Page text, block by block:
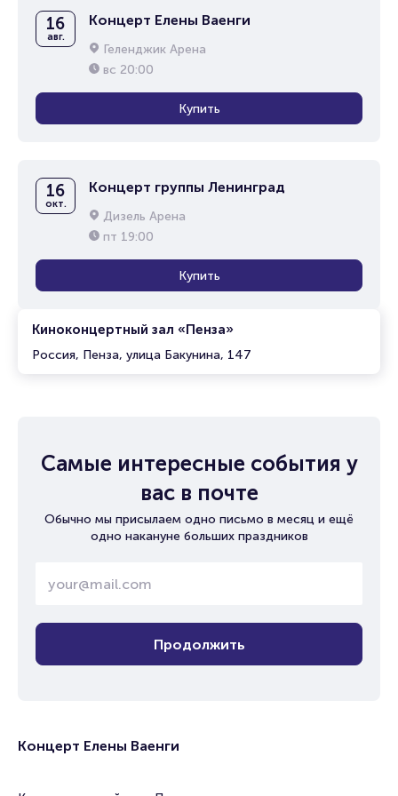
Киноконцертный зал «Пенза»
Россия, Пенза, улица Бакунина, 147
16
авг.
Концерт Елены Ваенги
Геленджик Арена
вс 20:00
Купить
16
окт.
Концерт группы Ленинград
Дизель Арена
пт 19:00
Купить
Самые интересные события у
вас в почте
Обычно мы присылаем одно письмо в месяц и ещё
одно накануне больших праздников
Продолжить
Концерт Елены Ваенги